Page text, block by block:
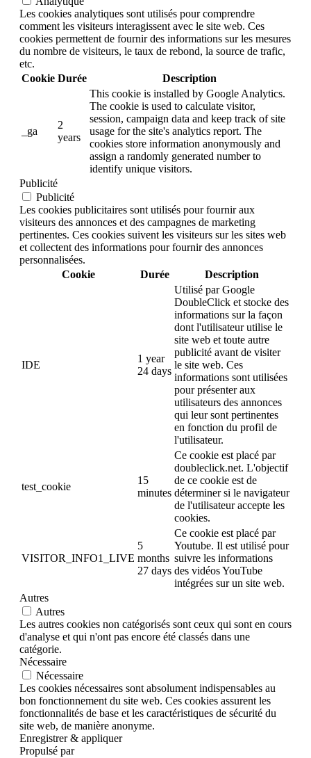
Les cookies analytiques sont utilisés pour comprendre
comment les visiteurs interagissent avec le site web. Ces
cookies permettent de fournir des informations sur les mesures
du nombre de visiteurs, le taux de rebond, la source de trafic,
etc.
Cookie Durée Description
_ga
2
years
This cookie is installed by Google Analytics.
The cookie is used to calculate visitor,
session, campaign data and keep track of site
usage for the site's analytics report. The
cookies store information anonymously and
assign a randomly generated number to
identify unique visitors.
Publicité
Publicité
Les cookies publicitaires sont utilisés pour fournir aux
visiteurs des annonces et des campagnes de marketing
pertinentes. Ces cookies suivent les visiteurs sur les sites web
et collectent des informations pour fournir des annonces
personnalisées.
Cookie
Durée Description
IDE
1 year
24 days
Utilisé par Google
DoubleClick et stocke des
informations sur la façon
dont l'utilisateur utilise le
site web et toute autre
publicité avant de visiter
le site web. Ces
informations sont utilisées
pour présenter aux
utilisateurs des annonces
qui leur sont pertinentes
en fonction du profil de
l'utilisateur.
test_cookie
15
minutes
Ce cookie est placé par
doubleclick.net. L'objectif
de ce cookie est de
déterminer si le navigateur
de l'utilisateur accepte les
cookies.
VISITOR_INFO1_LIVE
5
months
27 days
Ce cookie est placé par
Youtube. Il est utilisé pour
suivre les informations
des vidéos YouTube
intégrées sur un site web.
Autres
Autres
Les autres cookies non catégorisés sont ceux qui sont en cours
d'analyse et qui n'ont pas encore été classés dans une
catégorie.
Nécessaire
Nécessaire
Les cookies nécessaires sont absolument indispensables au
bon fonctionnement du site web. Ces cookies assurent les
fonctionnalités de base et les caractéristiques de sécurité du
site web, de manière anonyme.
Enregistrer & appliquer
Propulsé par